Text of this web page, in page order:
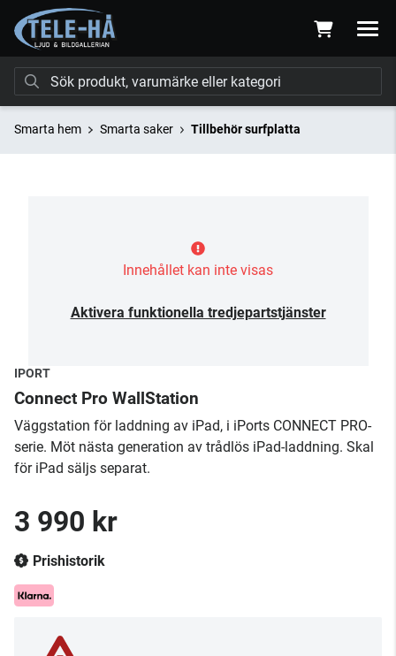
Smarta hem Smarta saker Tillbehör surfplatta
Innehållet kan inte visas
Aktivera funktionella tredjepartstjänster
IPORT
Connect Pro WallStation
Väggstation för laddning av iPad, i iPorts CONNECT PRO-
serie. Möt nästa generation av trådlös iPad-laddning. Skal
för iPad säljs separat.
3 990 kr
Prishistorik